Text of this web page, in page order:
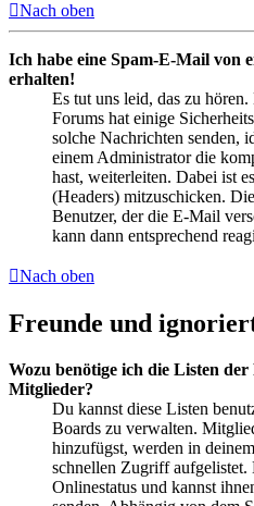
Nach oben
Ich habe eine Spam-E-Mail von
erhalten!
Es tut uns leid, das zu
Forums hat einige
solche Nachrichten senden,
einem Administrator die
hast, weiterleiten. Dabei ist
(Headers) mitzuschicken.
Benutzer, der die E-Mail
kann dann entsprechend
Nach oben
Freunde und
Wozu benötige ich die Listen
Mitglieder?
Du kannst diese Listen
Boards zu verwalten.
hinzufügst, werden in
schnellen Zugriff aufgelistet.
Onlinestatus und kannst